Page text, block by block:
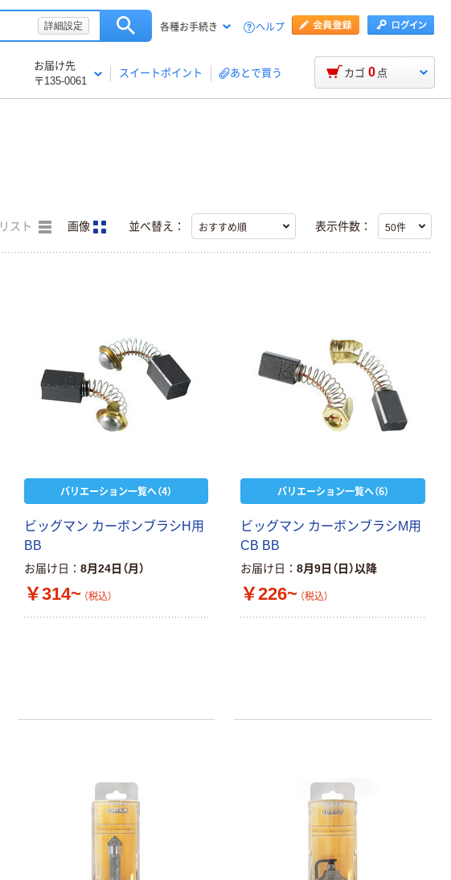
詳細設定 各種お手続き ヘルプ
お届け先
〒135-0061
スイートポイント あとで買う カゴ 0 点
リスト 画像 並べ替え： 表示件数：
バリエーション一覧へ（4）
ビッグマン カーボンブラシH用
BB
お届け日 8月24日（月）
￥314~ （税込）
バリエーション一覧へ（6）
ビッグマン カーボンブラシM用
CB BB
お届け日 8月9日（日）以降
￥226~ （税込）
本気プライス 本気プライス
キングジム テプ
ラ TEPRA
PRO【純正】テー
プ 白ラベル
12mm幅 （黒文
￥914~